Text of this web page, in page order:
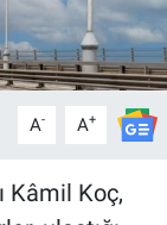
A- A+
Kâmil Koç,